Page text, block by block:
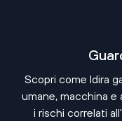
Scopri come Idira
umane, macchina e
i rischi correlati